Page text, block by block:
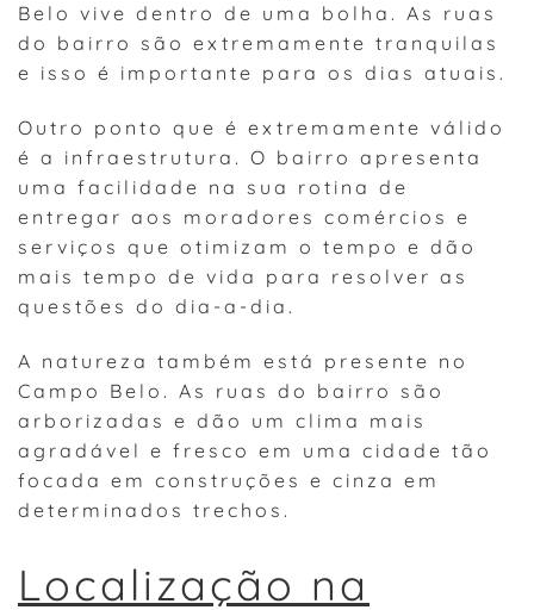
Belo vive dentro de uma bolha. As ruas
do bairro são extremamente tranquilas
e isso é importante para os dias atuais.
Outro ponto que é extremamente válido
é a infraestrutura. O bairro apresenta
uma facilidade na sua rotina de
entregar aos moradores comércios e
serviços que otimizam o tempo e dão
mais tempo de vida para resolver as
questões do dia-a-dia.
A natureza também está presente no
Campo Belo. As ruas do bairro são
arborizadas e dão um clima mais
agradável e fresco em uma cidade tão
focada em construções e cinza em
determinados trechos.
Localização na